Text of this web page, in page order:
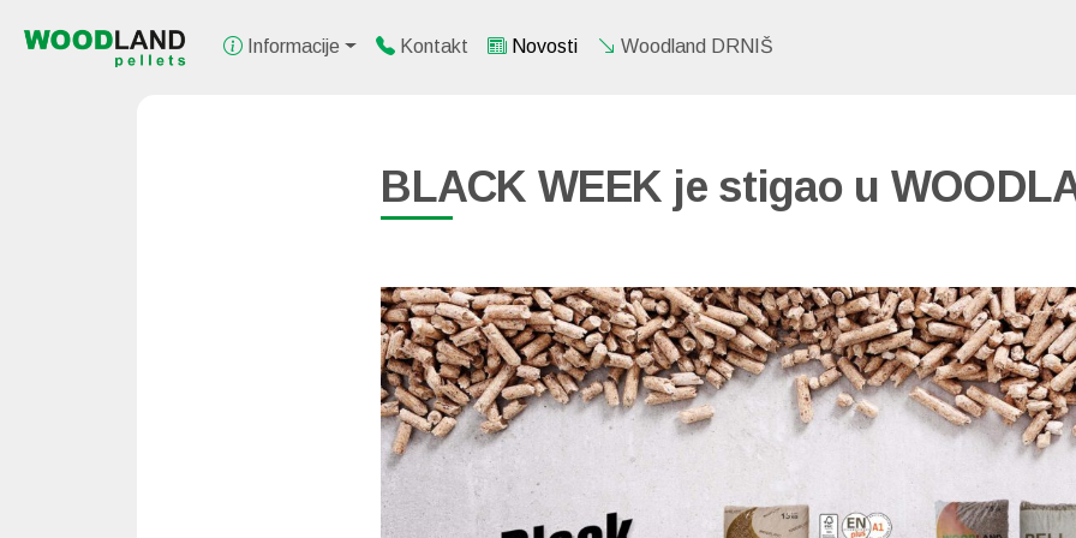
Informacije Kontakt Novosti Woodland DRNIŠ
BLACK WEEK je stigao u